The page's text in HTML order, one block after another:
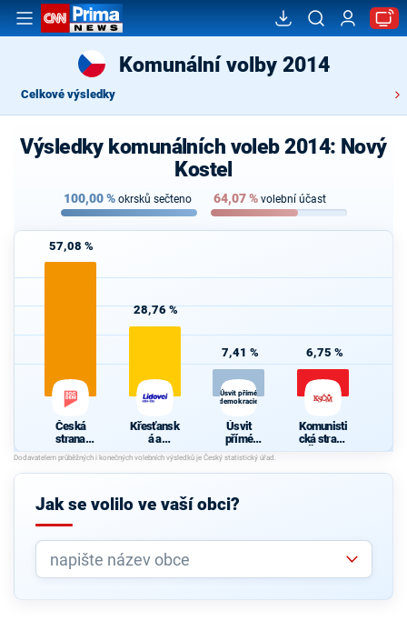
Komunální volby 2014
Celkové výsledky
Výsledky komunálních voleb 2014: Nový
Kostel
100,00% okrsků sečteno 64,07% volební účast
57,08 %
Česká
strana
sociálně
demokrati
cká
28,76 %
Křesťansk
á a
demokrati
cká unie -
Českoslov
strana
7,41 %
Úsvit přímé
demokracie
Úsvit
přímé
demokraci
e
6,75 %
Komunisti
cká strana
Čech a
Jak se volilo ve vaší obci?